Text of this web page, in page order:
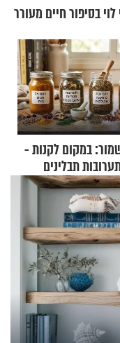
בסיפור חיים מעורר
במקום לקנות -
5 תערובות תבלינים
להכל